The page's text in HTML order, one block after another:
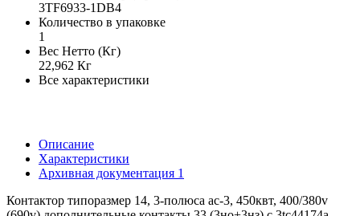
3TF6933-1DB4
Количество в упаковке
1
Вес Нетто (Кг)
22,962 Кг
Все характеристики
Описание
Характеристики
Архивная документация 1
Контактор типоразмер 14, 3-полюса ac-3, 450квт, 400/380v